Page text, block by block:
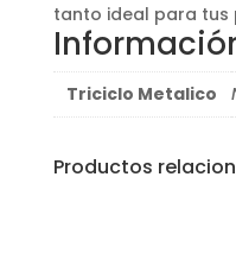
tanto ideal para tus
Triciclo Metalico
Productos